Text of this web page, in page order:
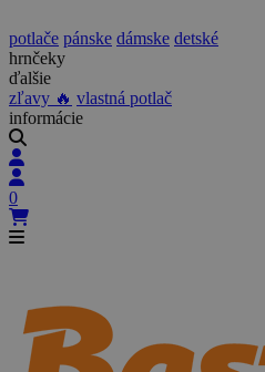
potlače pánske dámske detské
hrnčeky
ďalšie
zľavy 🔥 vlastná potlač
informácie
0